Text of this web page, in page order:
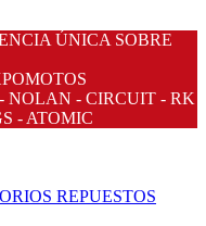
ÚNICA SOBRE
NOLAN - CIRCUIT - RK
- ATOMIC
REPUESTOS